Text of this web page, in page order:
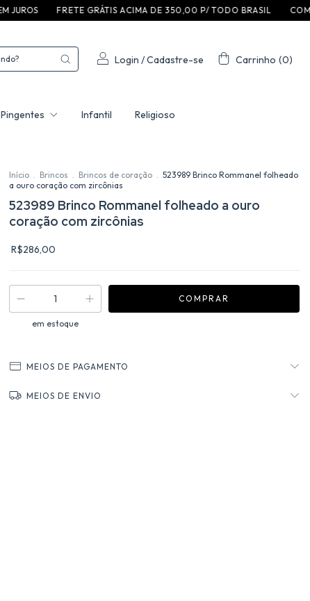
F R E T E G R ÁT I S A C I M A D E 3 5 0 ,0 0 P / T O D O B R A S I L C O M P R E E G
Login /Cadastre-se Carrinho (0)
Pingentes Infantil
Religioso
Início . Brincos . Brincos de coração . 523989 Brinco Rommanel folheado
a ouro coração com zircônias
523989 Brinco Rommanel folheado a ouro
coração com zircônias
R$286,00
em estoque
MEIOS DE PAGAMENTO
MEIOS DE ENVIO